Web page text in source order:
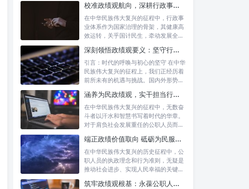
校准政绩观航向，深耕行政事业本职：新时代高质量发展的双重 imperative
在中华民族伟大复兴的征程中，行政事
业体系作为国家治理的骨架，其健康高
效运转，关乎国计民生，牵动发展全
深刻领悟政绩观要义：坚守行政事业初心，绘就为民服务新篇章
引言：时代的呼唤与初心的坚守 在中华
民族伟大复兴的征程上，我们正经历着
前所未有的机遇与挑战。国内外形势复
涵养为民政绩观，实干担当行稳致远：新时代公仆的价值坐标与实践航向
在中华民族伟大复兴的征程中，无数奋
斗者以汗水和智慧书写着时代的华章。
对于肩负社会发展重任的公职人员而
端正政绩价值取向 砥砺为民服务初心：新时代公仆的责任与担当
在中华民族伟大复兴的历史征程中，公
职人员的执政理念和行为准则，无疑是
推动社会进步、实现人民幸福的关键所
筑牢政绩观根基：永葆公职人员本色的时代考量与实践路径